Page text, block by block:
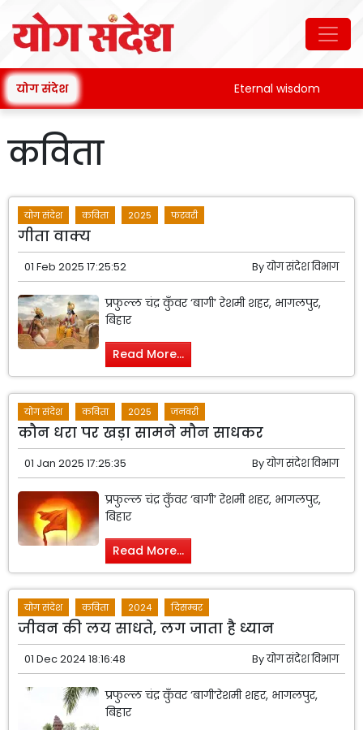
योग संदेश Eternal wisdom
कविता
योग संदेश कविता 2025 फरवरी
गीता वाक्य
01 Feb 2025 17:25:52 Byयोग संदेश विभाग
प्रफुल्ल चंद्र कुँवर ‘बागी’ रेशमी शहर, भागलपुर,
बिहार
Read More...
योग संदेश कविता 2025 जनवरी
कौन धरा पर खड़ा सामने मौन साधकर
01 Jan 2025 17:25:35 Byयोग संदेश विभाग
प्रफुल्ल चंद्र कुँवर ‘बागी’ रेशमी शहर, भागलपुर,
बिहार
Read More...
योग संदेश कविता 2024 दिसम्बर
जीवन की लय साधते, लग जाता है ध्यान
01 Dec 2024 18:16:48 Byयोग संदेश विभाग
प्रफुल्ल चंद्र कुँवर ‘बागी’रेशमी शहर, भागलपुर,
बिहार